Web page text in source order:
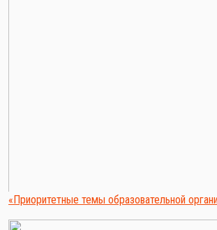
«Приоритетные темы образовательной